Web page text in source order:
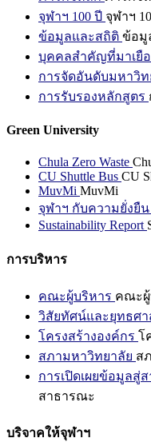
จุฬาฯ 100 ปี จุฬาฯ
ข้อมูลและสถิติ ข้อมู
บุคคลสำคัญที่มาเยื
การจัดอันดับมหาวิท
การรับรองหลักสูตร
Green University
Chula Zero Waste
CU Shuttle Bus CU
MuvMi MuvMi
จุฬาฯ กับความยั่งยืน
Sustainability Report
การบริหาร
คณะผู้บริหาร คณะผู้
วิสัยทัศน์และยุทธศา
โครงสร้างองค์กร โ
สภามหาวิทยาลัย ส
การเปิดเผยข้อมูลสู่
สาธารณะ
บริจาคให้จุฬาฯ